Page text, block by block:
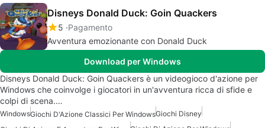
Disneys Donald Duck: Goin Quackers
5 Pagamento
Avventura emozionante con Donald Duck
Download per Windows
Disneys Donald Duck: Goin Quackers è un videogioco d'azione per
Windows che coinvolge i giocatori in un'avventura ricca di sfide e
colpi di scena.…
WindowsGiochi D'Azione Classici Per WindowsGiochi Disney